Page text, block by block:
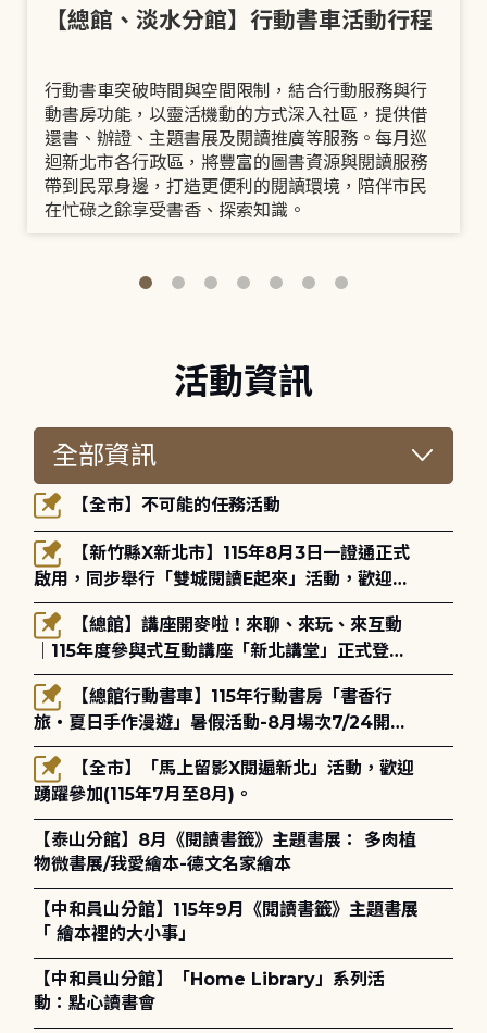
【總館、淡水分館】行動書車活動行程
行動書車突破時間與空間限制，結合行動服務與行
動書房功能，以靈活機動的方式深入社區，提供借
還書、辦證、主題書展及閱讀推廣等服務。每月巡
迴新北市各行政區，將豐富的圖書資源與閱讀服務
帶到民眾身邊，打造更便利的閱讀環境，陪伴市民
在忙碌之餘享受書香、探索知識。
活動資訊
【全市】不可能的任務活動
啟用，同步舉行「雙城閱讀E起來」活動，歡迎踴
躍參加(115年8月3日至10月4日)。
｜115年度參與式互動講座「新北講堂」正式登
場！
旅・夏日手作漫遊」暑假活動-8月場次7/24開始
報名
踴躍參加(115年7月至8月)。
【泰山分館】8月《閱讀書籤》主題書展： 多肉植
物微書展/我愛繪本-德文名家繪本
【中和員山分館】115年9月《閱讀書籤》主題書展
「 繪本裡的大小事」
【中和員山分館】「Home Library」系列活
動：點心讀書會